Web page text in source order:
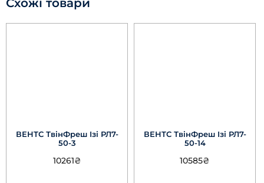
Схожі товари
ВЕНТС ТвінФреш Ізі РЛ7-
50-3
10261₴
ВЕНТС ТвінФреш Ізі РЛ7-
50-14
10585₴